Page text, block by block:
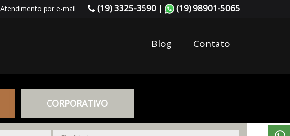
Atendimento por e-mail (19) 3325-3590 | (19) 98901-5065
Blog Contato
CORPORATIVO